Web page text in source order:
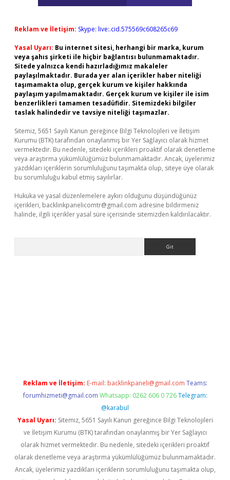
Reklam ve İletişim: Skype: live:.cid.575569c608265c69
Yasal Uyarı: Bu internet sitesi, herhangi bir marka, kurum
veya şahıs şirketi ile hiçbir bağlantısı bulunmamaktadır.
Sitede yalnızca kendi hazırladığımız makaleler
paylaşılmaktadır. Burada yer alan içerikler haber niteliği
taşımamakta olup, gerçek kurum ve kişiler hakkında
paylaşım yapılmamaktadır. Gerçek kurum ve kişiler ile isim
benzerlikleri tamamen tesadüfidir. Sitemizdeki bilgiler
taslak halindedir ve tavsiye niteliği taşımazlar.
Sitemiz, 5651 Sayılı Kanun gereğince Bilgi Teknolojileri ve İletişim
Kurumu (BTK) tarafından onaylanmış bir Yer Sağlayıcı olarak hizmet
vermektedir. Bu nedenle, sitedeki içerikleri proaktif olarak denetleme
veya araştırma yükümlülüğümüz bulunmamaktadır. Ancak, üyelerimiz
yazdıkları içeriklerin sorumluluğunu taşımakta olup, siteye üye olarak
bu sorumluluğu kabul etmiş sayılırlar.
Hukuka ve yasal düzenlemelere aykırı olduğunu düşündüğünüz
içerikleri, backlinkpanelicomtr@gmail.com adresine bildirmeniz
halinde, ilgili içerikler yasal süre içerisinde sitemizden kaldırılacaktır.
Reklam ve İletişim: E-mail: backlinkpaneli@gmail.com Teams:
forumhizmeti@gmail.com Whatsapp: 0262 606 0 726 Telegram:
@karabul
Yasal Uyarı: Sitemiz, 5651 Sayılı Kanun gereğince Bilgi Teknolojileri
ve İletişim Kurumu (BTK) tarafından onaylanmış bir Yer Sağlayıcı
olarak hizmet vermektedir. Bu nedenle, sitedeki içerikleri proaktif
olarak denetleme veya araştırma yükümlülüğümüz bulunmamaktadır.
Ancak, üyelerimiz yazdıkları içeriklerin sorumluluğunu taşımakta olup,